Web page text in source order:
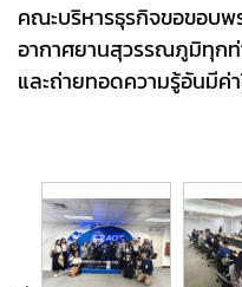
คณะบริหารธุรกิจขอขอบพ
อากาศยานสุวรรณภูมิทุก
และถ่ายทอดความรู้อันมีค่